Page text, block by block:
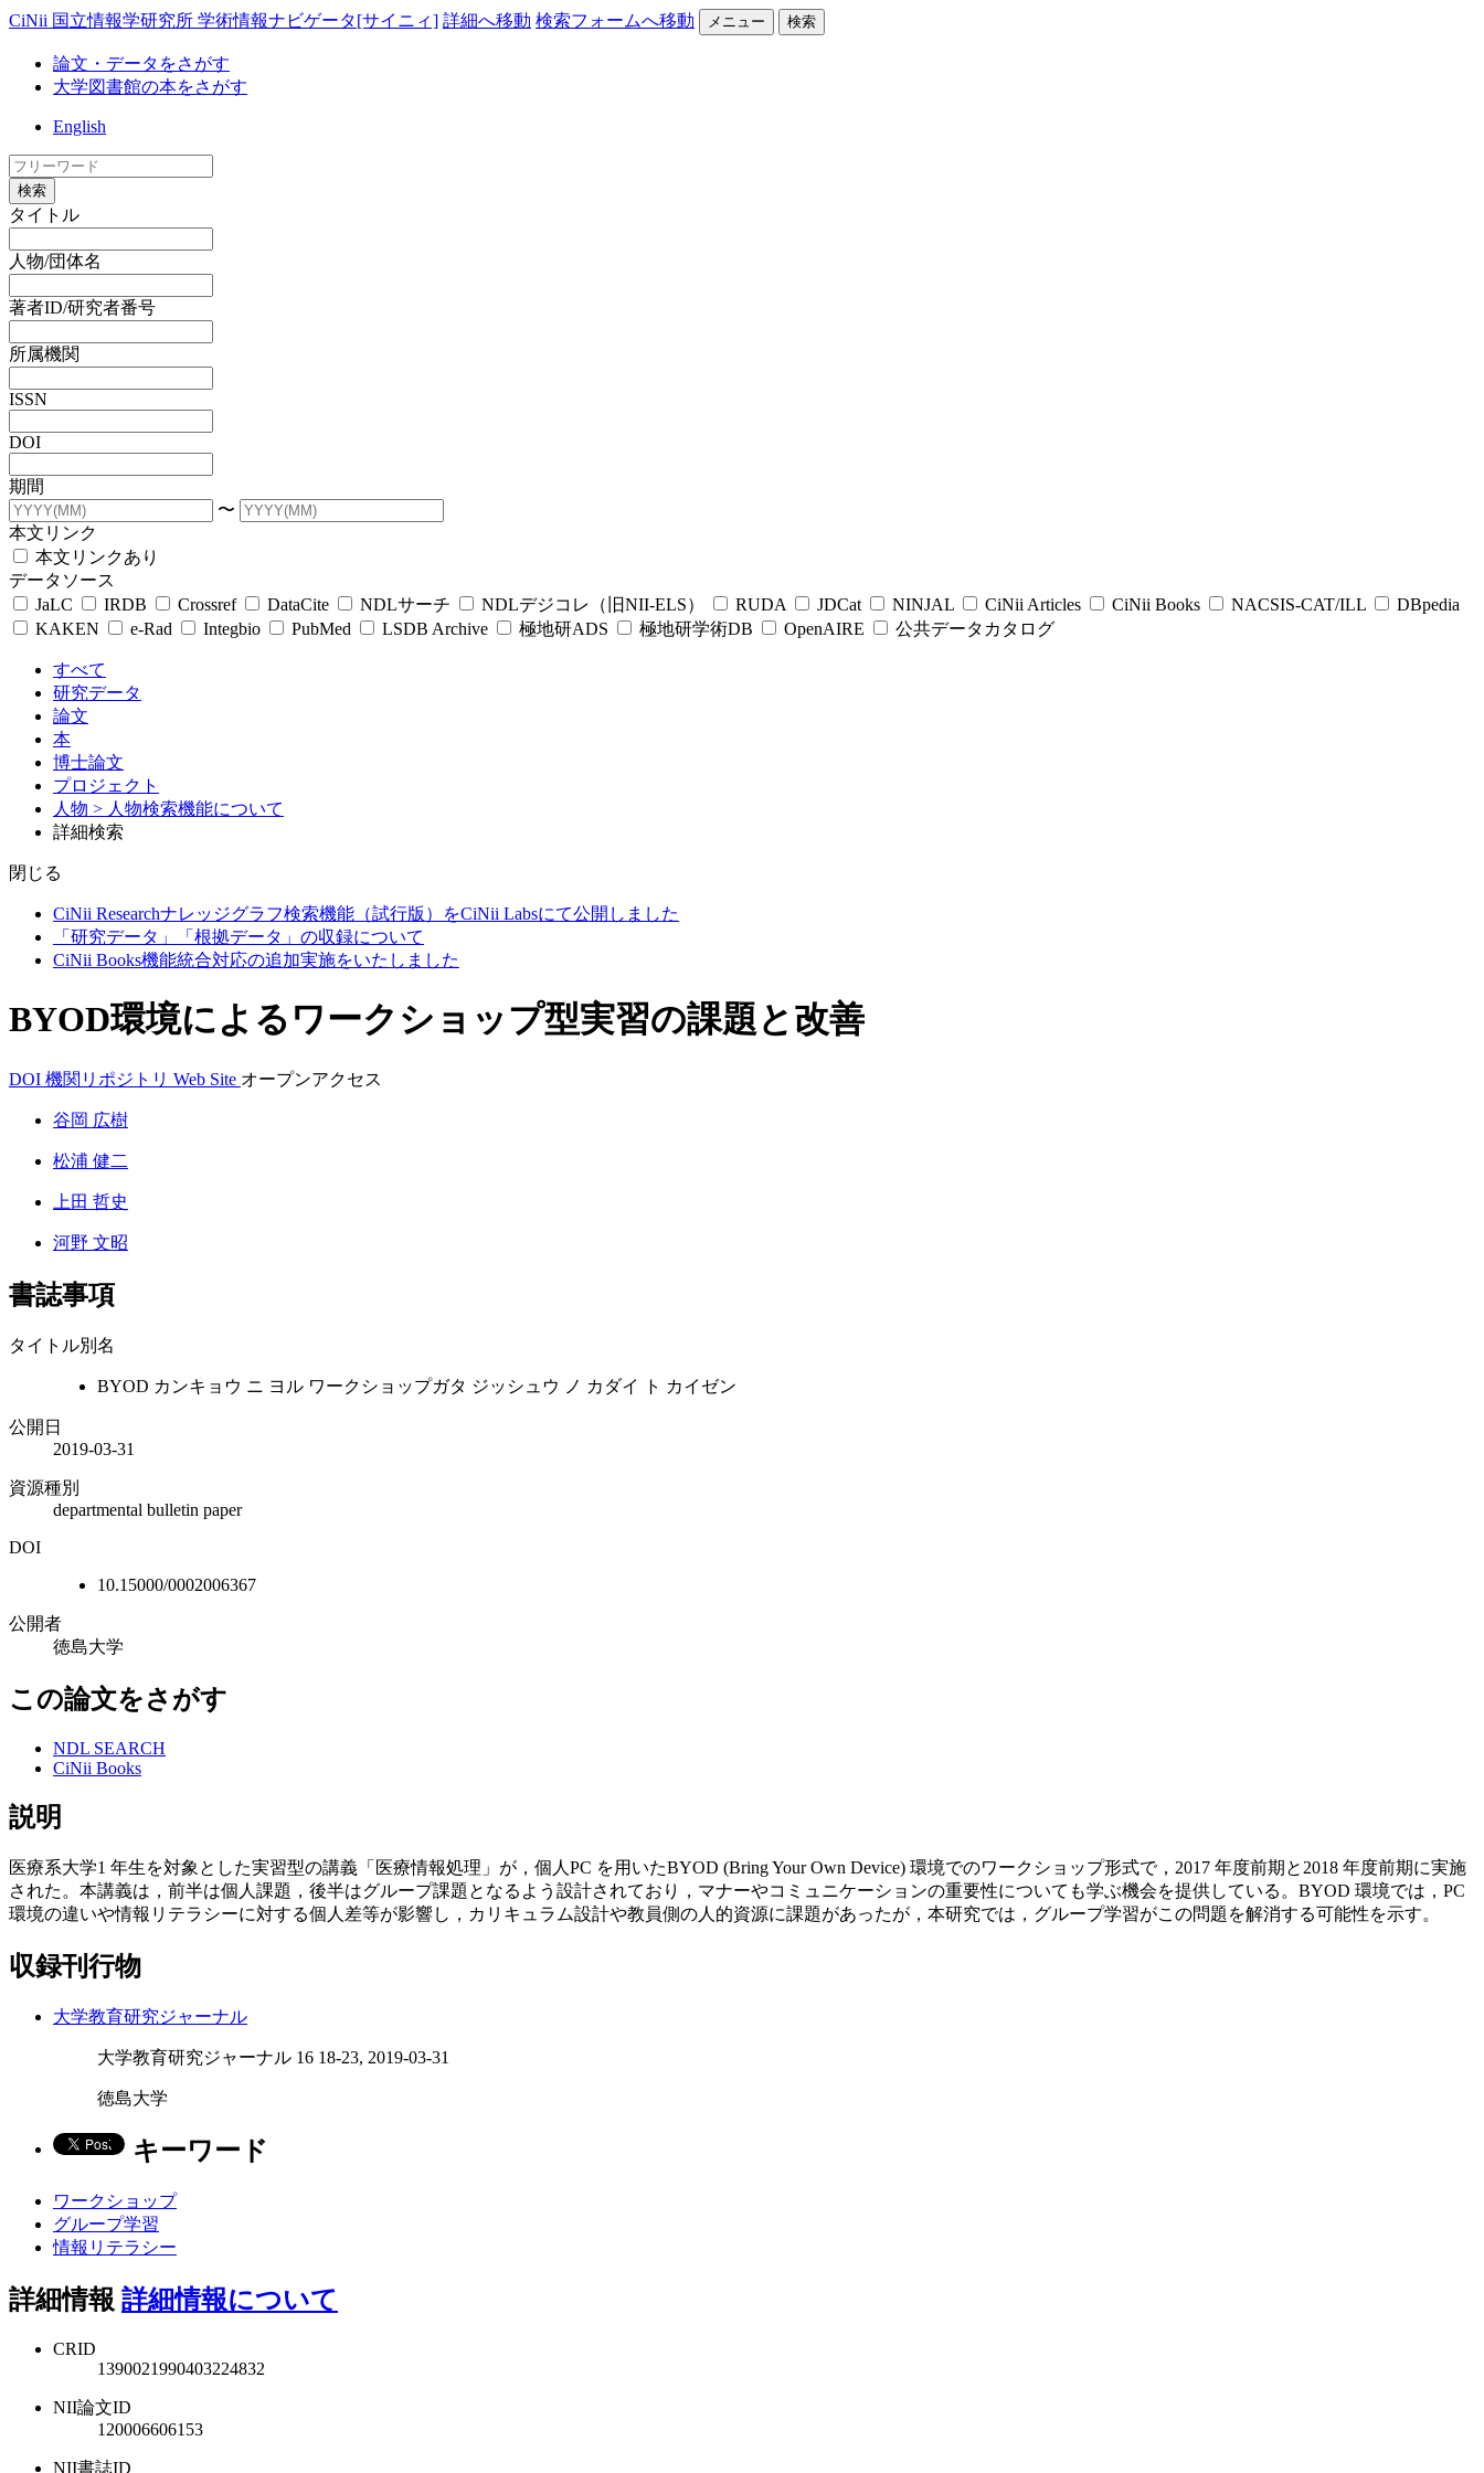
CiNii 国立情報学研究所 学術情報ナビゲータ[サイニィ] 詳細へ移動 検索フォームへ移動 メニュー 検索
論文・データをさがす
大学図書館の本をさがす
English
検索
タイトル
人物/団体名
著者ID/研究者番号
所属機関
ISSN
DOI
期間
〜
本文リンク
本文リンクあり
データソース
JaLC
IRDB Crossref DataCite NDLサーチ NDLデジコレ（旧NII-ELS） RUDA JDCat NINJAL CiNii Articles CiNii Books NACSIS-CAT/ILL
DBpedia
KAKEN
e-Rad Integbio PubMed LSDB Archive 極地研ADS 極地研学術DB OpenAIRE 公共データカタログ
すべて
研究データ
論文
本
博士論文
プロジェクト
人物 > 人物検索機能について
詳細検索
閉じる
CiNii Researchナレッジグラフ検索機能（試行版）をCiNii Labsにて公開しました
「研究データ」「根拠データ」の収録について
CiNii Books機能統合対応の追加実施をいたしました
BYOD環境によるワークショップ型実習の課題と改善
DOI 機関リポジトリ Web Site オープンアクセス
谷岡 広樹
松浦 健二
上田 哲史
河野 文昭
書誌事項
タイトル別名
BYOD カンキョウ ニ ヨル ワークショップガタ ジッシュウ ノ カダイ ト カイゼン
公開日
2019-03-31
資源種別
departmental bulletin paper
DOI
10.15000/0002006367
公開者
徳島大学
この論文をさがす
NDL SEARCH
CiNii Books
説明
医療系大学1 年生を対象とした実習型の講義「医療情報処理」が，個人PC を用いたBYOD (Bring Your Own Device) 環境でのワークショップ形式で，2017 年度前期と2018 年度前期に実施
された。本講義は，前半は個人課題，後半はグループ課題となるよう設計されており，マナーやコミュニケーションの重要性についても学ぶ機会を提供している。BYOD 環境では，PC
環境の違いや情報リテラシーに対する個人差等が影響し，カリキュラム設計や教員側の人的資源に課題があったが，本研究では，グループ学習がこの問題を解消する可能性を示す。
収録刊行物
大学教育研究ジャーナル
大学教育研究ジャーナル 16 18-23, 2019-03-31
徳島大学
キーワード
ワークショップ
グループ学習
情報リテラシー
詳細情報 詳細情報について
CRID
1390021990403224832
NII論文ID
120006606153
NII書誌ID